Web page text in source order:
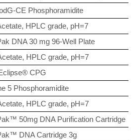
CE Phosphoramidite
HPLC grade, pH=7
DNA 30 mg 96-Well Plate
HPLC grade, pH=7
CPG
5 Phosphoramidite
HPLC grade, pH=7
50mg DNA Purification Cartridge
DNA Cartridge 3g